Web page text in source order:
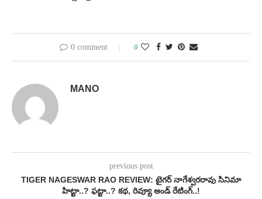
0 comment 0
MANO
previous post
TIGER NAGESWAR RAO REVIEW: టైగర్ నాగేశ్వరరావు సినిమా
హిట్టా..? ఫట్టా..? కథ, రివ్యూ అండ్ రేటింగ్..!